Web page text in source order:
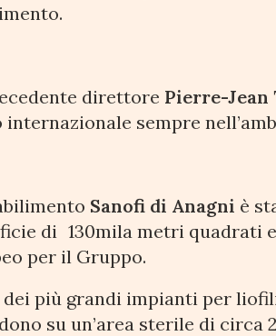
direttore Pierre-Jean
internazionale sempre
Sanofi di Anagni è
di 130mila metri quadrati
per il Gruppo.
dei più grandi impianti per
su un’area sterile di circa